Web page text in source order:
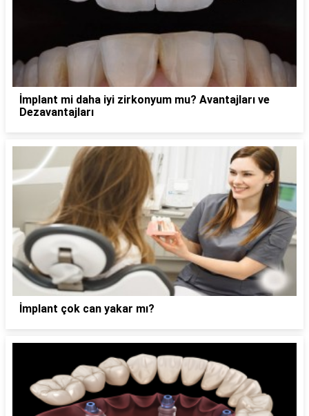
İmplant mi daha iyi zirkonyum mu? Avantajları ve
Dezavantajları
İmplant çok can yakar mı?